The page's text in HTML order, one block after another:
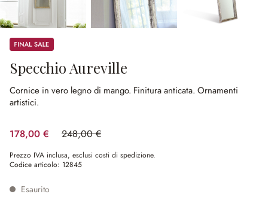
Sale
Specchio Aureville
Cornice in vero legno di mango. Finitura anticata. Ornamenti
artistici.
178,00 € 248,00 €
(risparmio 28.23%)
Prezzo IVA inclusa, esclusi costi di spedizione.
Codice articolo: 12845
Esaurito